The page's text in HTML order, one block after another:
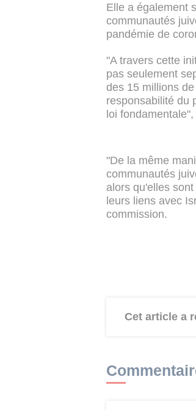
Elle a également
communautés
pandémie de
"A travers cette
pas seulement
des 15 millions
responsabilité du
loi
"De la même
communautés
alors qu'elles
leurs liens avec
commission.
Cet article a